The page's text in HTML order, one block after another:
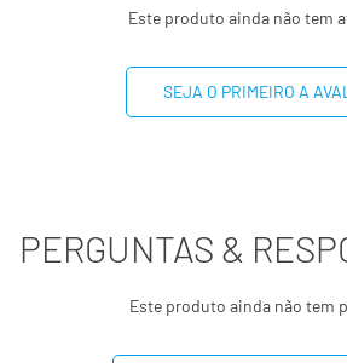
8,2mg
(*) Valores diários com base em uma
Este produto ainda não tem
SEJA O PRIMEIRO A
PERGUNTAS &
Este produto ainda não tem